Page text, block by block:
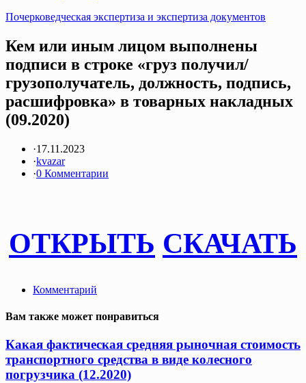
Почерковедческая экспертиза и экспертиза документов
Кем или иным лицом выполнены
подписи в строке «груз получил/
грузополучатель, должность, подпись,
расшифровка» в товарных накладных
(09.2020)
·17.11.2023
·kvazar
·0 Комментарии
ОТКРЫТЬ СКАЧАТЬ
Комментарий
Вам также может понравиться
Какая фактическая средняя рыночная стоимость
транспортного средства в виде колесного
погрузчика (12.2020)